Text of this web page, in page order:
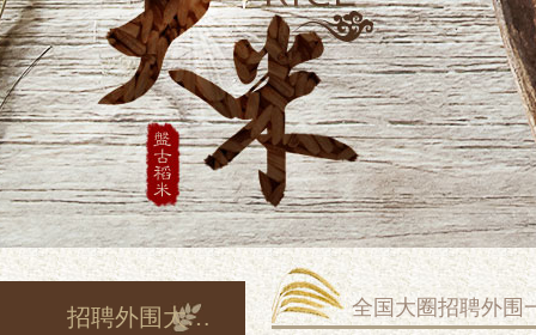
招聘外围大圈中圈一单一结 全国大圈招聘外围